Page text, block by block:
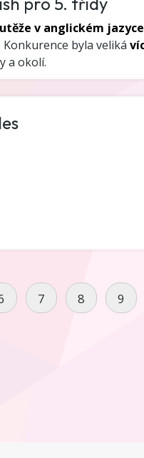
v anglickém jazyce
byla veliká
a okolí.
7 8 9